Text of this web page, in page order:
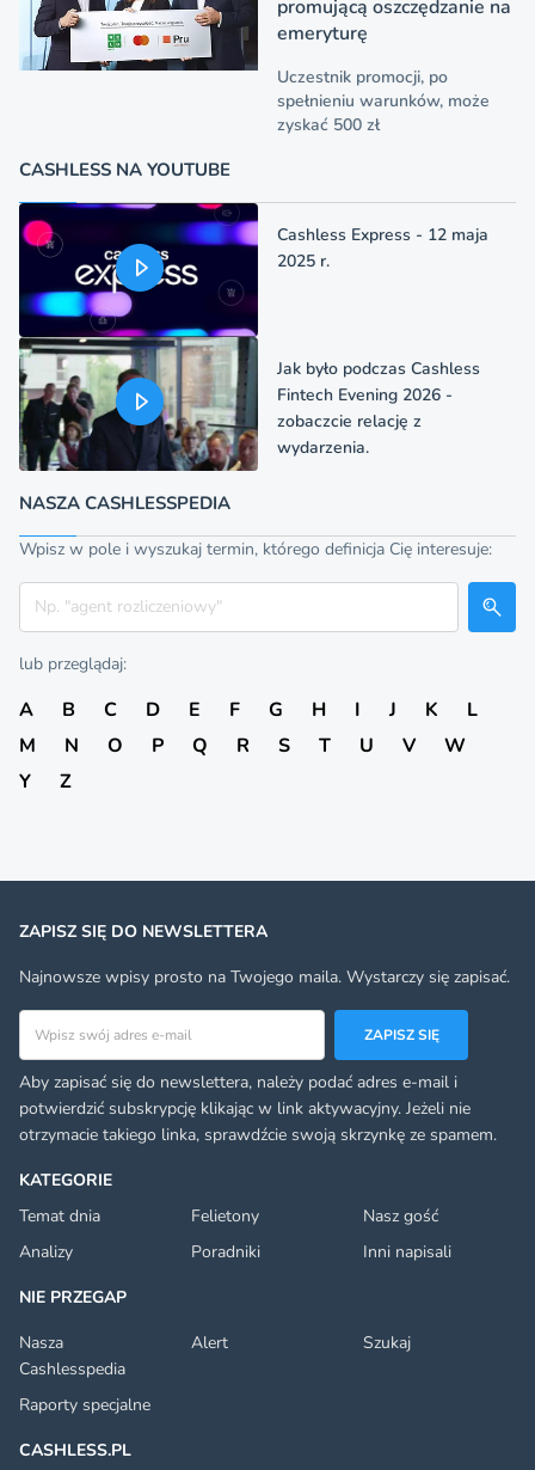
promującą oszczędzanie na
emeryturę
Uczestnik promocji, po
spełnieniu warunków, może
zyskać 500 zł
CASHLESS NA YOUTUBE
Cashless Express - 12 maja
2025 r.
Jak było podczas Cashless
Fintech Evening 2026 -
zobaczcie relację z
wydarzenia.
NASZA CASHLESSPEDIA
Wpisz w pole i wyszukaj termin, którego definicja Cię interesuje:
Szukaj
lub przeglądaj:
A B C D E F G H I J K
L
M
N O P Q R S T U V
W
Y
Z
KATEGORIE
Temat dnia
Felietony
Nasz gość
Analizy
Poradniki
Inni napisali
NIE PRZEGAP
Nasza
Cashlesspedia
Alert Szukaj
Raporty specjalne
CASHLESS.PL
ZAPISZ SIĘ DO NEWSLETTERA
Najnowsze wpisy prosto na Twojego maila. Wystarczy się zapisać.
Adres email
ZAPISZ SIĘ
Aby zapisać się do newslettera, należy podać adres e-mail i
potwierdzić subskrypcję klikając w link aktywacyjny. Jeżeli nie
otrzymacie takiego linka, sprawdźcie swoją skrzynkę ze spamem.